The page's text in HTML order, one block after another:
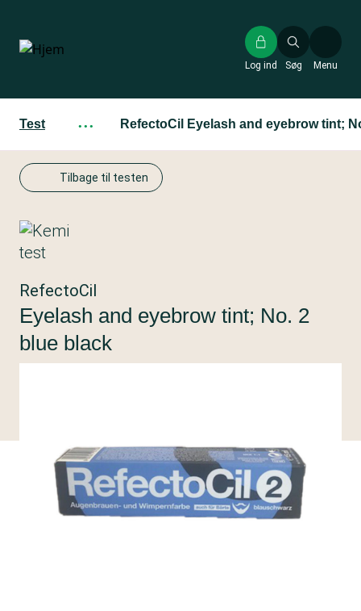
hovedindhold
Søg
Log ind Menu
Test ··· RefectoCil Eyelash and eyebrow tint;
Tilbage til testen
RefectoCil
Eyelash and eyebrow tint; No. 2
blue black